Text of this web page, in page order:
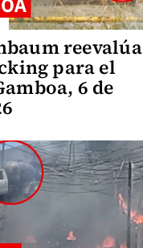
reevalúa
para el
6 de